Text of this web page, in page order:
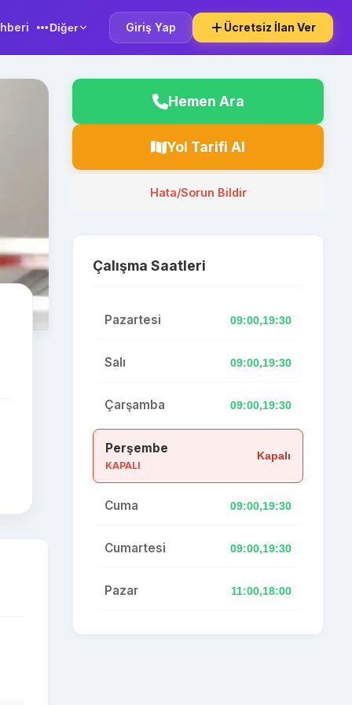
Diğer Giriş Yap Ücretsiz İlan Ver
Hemen Ara
Yol Tarifi Al
Hata/Sorun Bildir
Çalışma Saatleri
Pazartesi 09:00,19:30
Salı 09:00,19:30
Çarşamba 09:00,19:30
Perşembe
KAPALI
Kapalı
Cuma 09:00,19:30
Cumartesi 09:00,19:30
Pazar 11:00,18:00